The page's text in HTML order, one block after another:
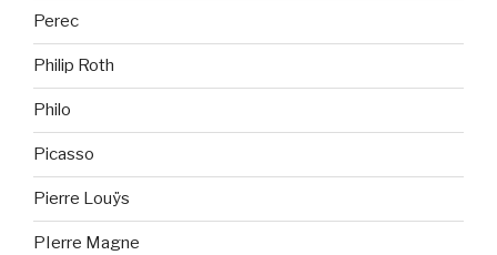
Perec
Philip Roth
Philo
Picasso
Pierre Louÿs
PIerre Magne